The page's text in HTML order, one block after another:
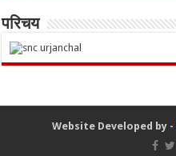
परिचय
Website Developed by -